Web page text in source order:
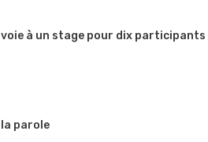
voie à un stage pour dix participants
la parole